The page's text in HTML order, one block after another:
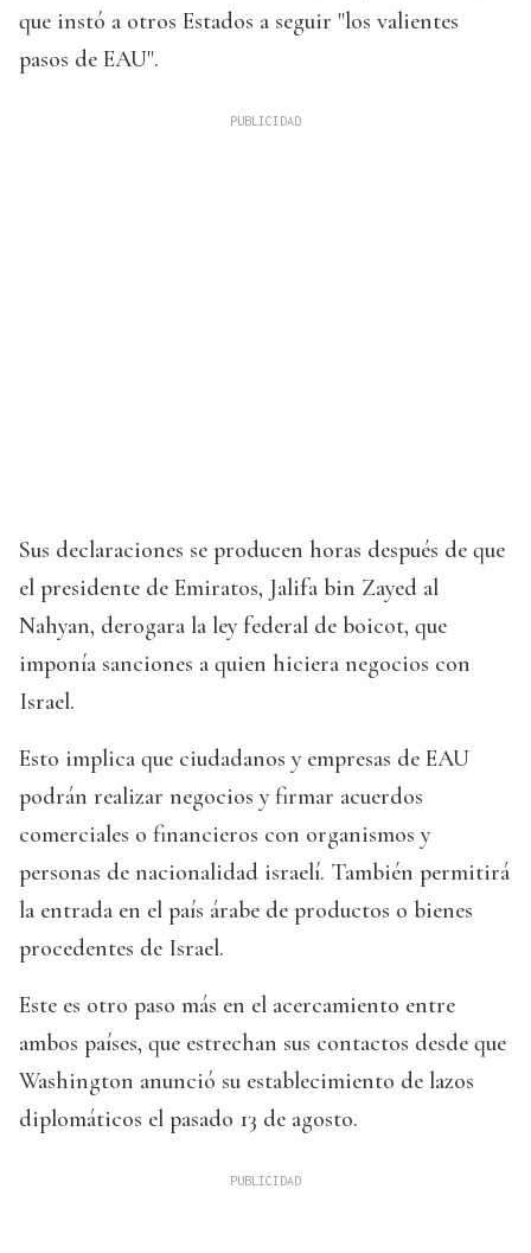
que instó a otros Estados a seguir "los valientes
pasos de EAU".
Sus declaraciones se producen horas después de que
el presidente de Emiratos, Jalifa bin Zayed al
Nahyan, derogara la ley federal de boicot, que
imponía sanciones a quien hiciera negocios con
Israel.
Esto implica que ciudadanos y empresas de EAU
podrán realizar negocios y firmar acuerdos
comerciales o financieros con organismos y
personas de nacionalidad israelí. También permitirá
la entrada en el país árabe de productos o bienes
procedentes de Israel.
Este es otro paso más en el acercamiento entre
ambos países, que estrechan sus contactos desde que
Washington anunció su establecimiento de lazos
diplomáticos el pasado 13 de agosto.